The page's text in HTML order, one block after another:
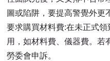
圖或陷阱，要提高警覺外更
要求購買材料費:在未正式
用，如材料費、儀器費。若
勞委會申訴。